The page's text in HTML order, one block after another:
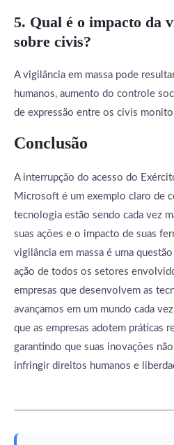
5. Qual é o impacto da
sobre civis?
A vigilância em massa pode
humanos, aumento do controle
de expressão entre os civis
Conclusão
A interrupção do acesso do
Microsoft é um exemplo claro de
tecnologia estão sendo cada vez
suas ações e o impacto de suas
vigilância em massa é uma
ação de todos os setores
empresas que desenvolvem as
avançamos em um mundo cada
que as empresas adotem práticas
garantindo que suas inovações
infringir direitos humanos e